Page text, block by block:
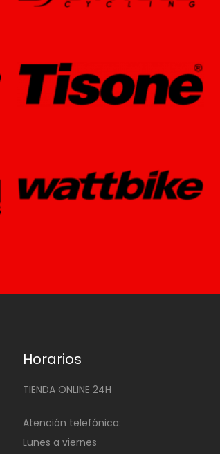
Horarios
TIENDA ONLINE 24H
Atención telefónica:
Lunes a viernes